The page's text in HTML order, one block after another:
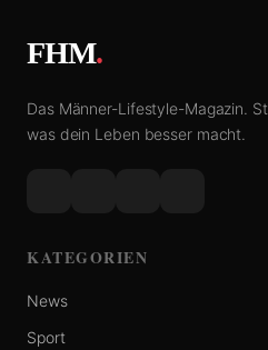
FHM.
Das Männer-Lifestyle-Magazin.
was dein Leben besser macht.
KATEGORIEN
News
Sport